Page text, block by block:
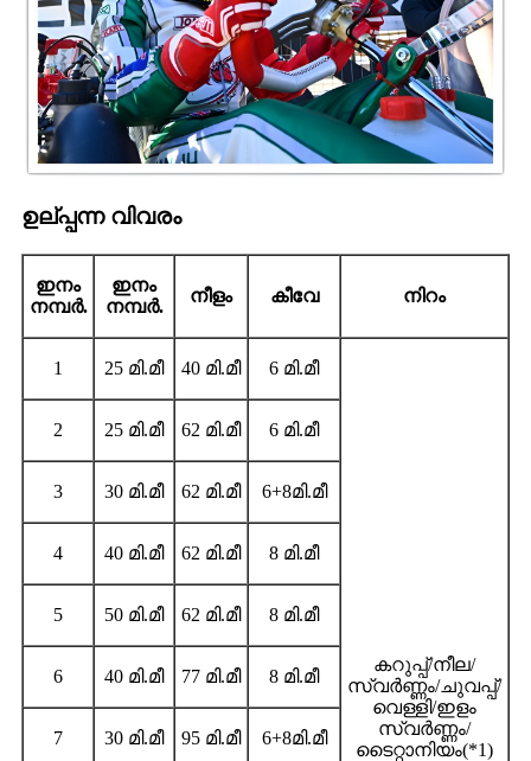
ഉല്പ്പന്ന വിവരം
ഇനം
നമ്പർ.
ഇനം
നമ്പർ.
നീളം കീവേ നിറം
1 25 മി.മീ 40 മി.മീ 6 മി.മീ
കറുപ്പ്/നീല/
സ്വർണ്ണം/ചുവപ്പ്/
വെള്ളി/ഇളം
സ്വർണ്ണം/
ടൈറ്റാനിയം(*1)
2 25 മി.മീ 62 മി.മീ 6 മി.മീ
3 30 മി.മീ 62 മി.മീ 6+8മി.മീ
4 40 മി.മീ 62 മി.മീ 8 മി.മീ
5 50 മി.മീ 62 മി.മീ 8 മി.മീ
6 40 മി.മീ 77 മി.മീ 8 മി.മീ
7 30 മി.മീ 95 മി.മീ 6+8മി.മീ